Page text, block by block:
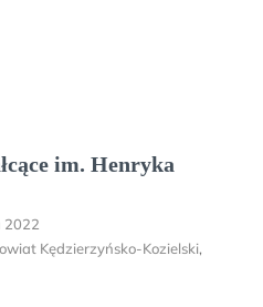
im. Henryka
2022
Kędzierzyńsko-Kozielski,